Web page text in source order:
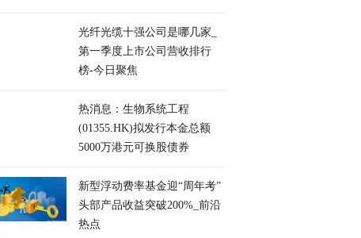
光纤光缆十强公司是哪几家_
第一季度上市公司营收排行
榜-今日聚焦
热消息：生物系统工程
(01355.HK)拟发行本金总额
5000万港元可换股债券
新型浮动费率基金迎“周年考”
头部产品收益突破200%_前沿
热点